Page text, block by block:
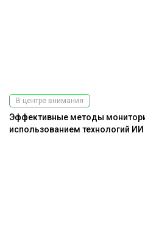
В центре внимания
Эффективные методы
использованием технологий ИИ